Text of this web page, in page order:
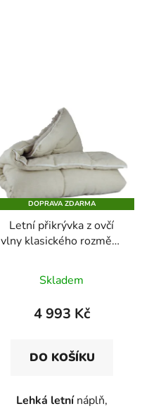
DOPRAVA ZDARMA
Letní přikrývka z ovčí
vlny klasického rozměru
Skladem
4 993 Kč
DO KOŠÍKU
Lehká letnínáplň,